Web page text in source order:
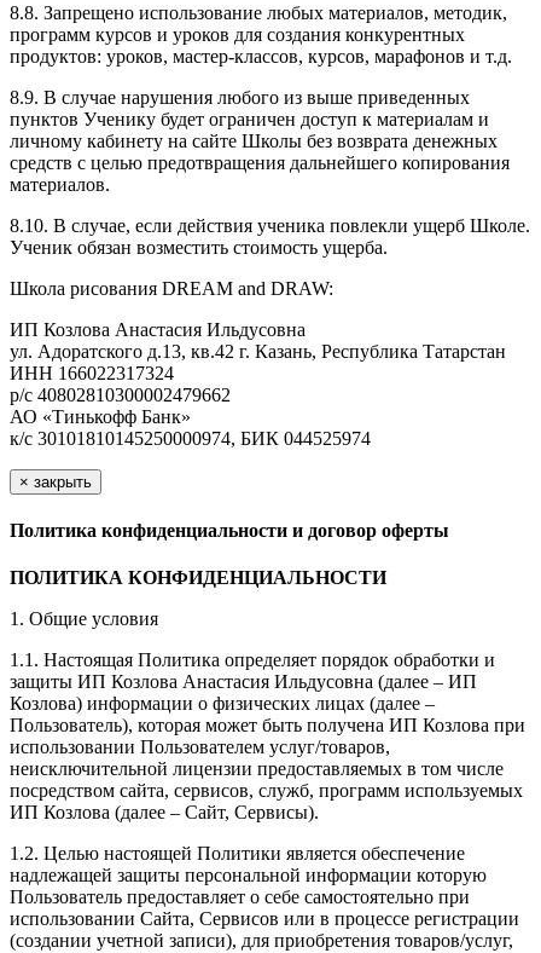
8.8. Запрещено использование любых материалов, методик,
программ курсов и уроков для создания конкурентных
продуктов: уроков, мастер-классов, курсов, марафонов и т.д.
8.9. В случае нарушения любого из выше приведенных
пунктов Ученику будет ограничен доступ к материалам и
личному кабинету на сайте Школы без возврата денежных
средств с целью предотвращения дальнейшего копирования
материалов.
8.10. В случае, если действия ученика повлекли ущерб Школе.
Ученик обязан возместить стоимость ущерба.
Школа рисования DREAM and DRAW:
ИП Козлова Анастасия Ильдусовна
ул. Адоратского д.13, кв.42 г. Казань, Республика Татарстан
ИНН 166022317324
р/с 40802810300002479662
АО «Тинькофф Банк»
к/с 30101810145250000974, БИК 044525974
× закрыть
Политика конфиденциальности и договор оферты
ПОЛИТИКА КОНФИДЕНЦИАЛЬНОСТИ
1. Общие условия
1.1. Настоящая Политика определяет порядок обработки и
защиты ИП Козлова Анастасия Ильдусовна (далее – ИП
Козлова) информации о физических лицах (далее –
Пользователь), которая может быть получена ИП Козлова при
использовании Пользователем услуг/товаров,
неисключительной лицензии предоставляемых в том числе
посредством сайта, сервисов, служб, программ используемых
ИП Козлова (далее – Сайт, Сервисы).
1.2. Целью настоящей Политики является обеспечение
надлежащей защиты персональной информации которую
Пользователь предоставляет о себе самостоятельно при
использовании Сайта, Сервисов или в процессе регистрации
(создании учетной записи), для приобретения товаров/услуг,